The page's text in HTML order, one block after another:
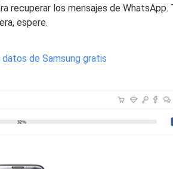
recuperar los mensajes de WhatsApp.
espere.
de Samsung gratis